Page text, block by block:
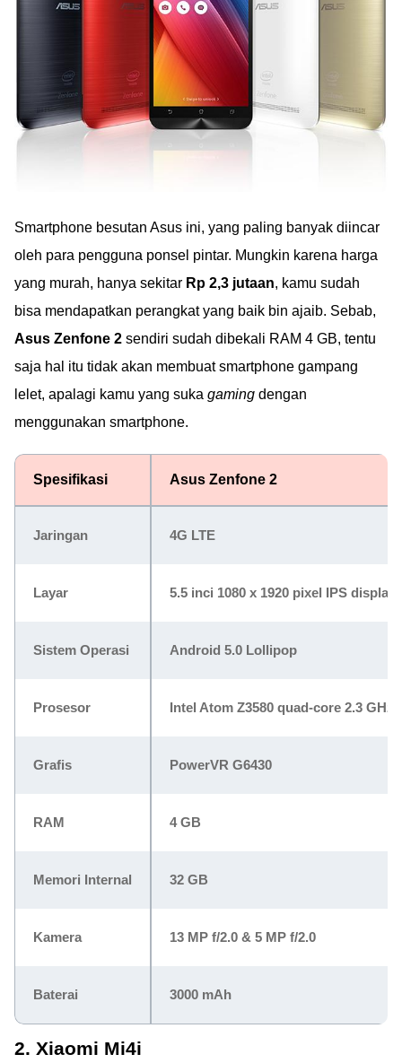
Smartphone besutan Asus ini, yang paling banyak diincar
oleh para pengguna ponsel pintar. Mungkin karena harga
yang murah, hanya sekitar Rp 2,3 jutaan, kamu sudah
bisa mendapatkan perangkat yang baik bin ajaib. Sebab,
Asus Zenfone 2 sendiri sudah dibekali RAM 4 GB, tentu
saja hal itu tidak akan membuat smartphone gampang
lelet, apalagi kamu yang suka gaming dengan
menggunakan smartphone.
Spesifikasi Asus Zenfone 2
Jaringan 4G LTE
Layar 5.5 inci 1080 x 1920 pixel IPS display
Sistem Operasi Android 5.0 Lollipop
Prosesor Intel Atom Z3580 quad-core 2.3 GHz
Grafis PowerVR G6430
RAM 4 GB
Memori Internal 32 GB
Kamera 13 MP f/2.0 & 5 MP f/2.0
Baterai 3000 mAh
2. Xiaomi Mi4i